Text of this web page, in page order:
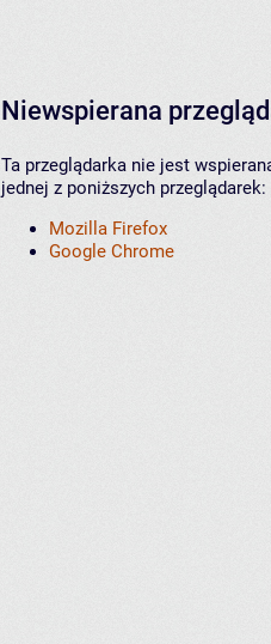
Niewspierana
Ta przeglądarka nie jest
jednej z poniższych przeglądarek:
Mozilla Firefox
Google Chrome